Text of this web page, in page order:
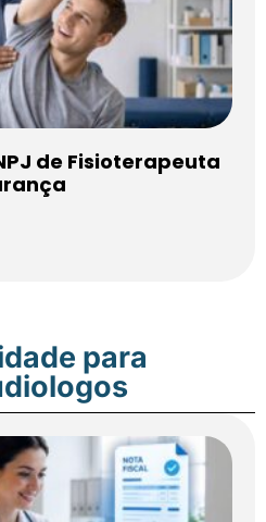
de Fisioterapeuta
para